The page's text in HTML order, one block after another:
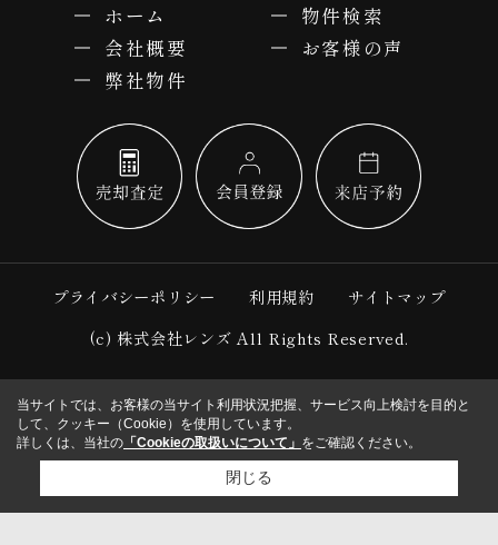
ホーム
物件検索
会社概要
お客様の声
弊社物件
プライバシーポリシー 利用規約
サイトマップ
(c) 株式会社レンズ All Rights Reserved.
当サイトでは、お客様の当サイト利用状況把握、サービス向上検討を目的と
して、クッキー（Cookie）を使用しています。
詳しくは、当社の 「Cookieの取扱いについて」 をご確認ください。
閉じる